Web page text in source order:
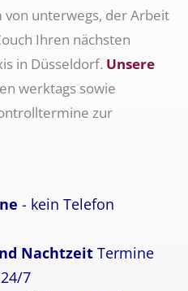
von unterwegs, der Arbeit
Ihren nächsten
in Düsseldorf. Unsere
werktags sowie
zur
- kein Telefon
Nachtzeit Termine
7